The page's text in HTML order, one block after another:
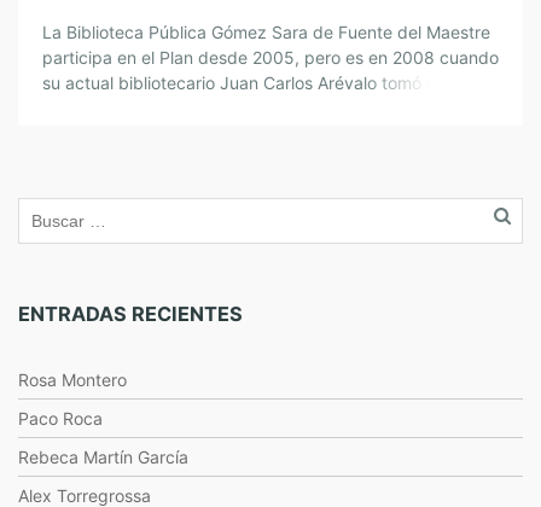
La Biblioteca Pública Gómez Sara de Fuente del Maestre
participa en el Plan desde 2005, pero es en 2008 cuando
su actual bibliotecario Juan Carlos Arévalo tomó su
ENTRADAS RECIENTES
Rosa Montero
Paco Roca
Rebeca Martín García
Alex Torregrossa